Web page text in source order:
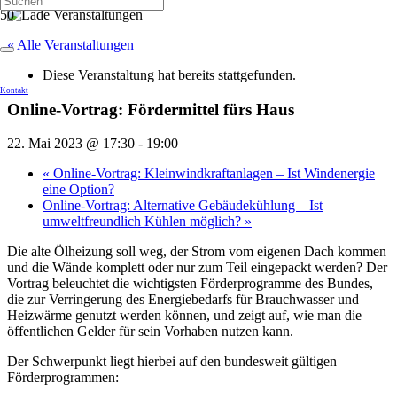
Kontakt
« Alle Veranstaltungen
Diese Veranstaltung hat bereits stattgefunden.
Online-Vortrag: Fördermittel fürs Haus
22. Mai 2023 @ 17:30 - 19:00
« Online-Vortrag: Kleinwindkraftanlagen – Ist Windenergie
eine Option?
Online-Vortrag: Alternative Gebäudekühlung – Ist
umweltfreundlich Kühlen möglich? »
Die alte Ölheizung soll weg, der Strom vom eigenen Dach kommen
und die Wände komplett oder nur zum Teil eingepackt werden? Der
Vortrag beleuchtet die wichtigsten Förderprogramme des Bundes,
die zur Verringerung des Energiebedarfs für Brauchwasser und
Heizwärme genutzt werden können, und zeigt auf, wie man die
öffentlichen Gelder für sein Vorhaben nutzen kann.
Der Schwerpunkt liegt hierbei auf den bundesweit gültigen
Förderprogrammen: